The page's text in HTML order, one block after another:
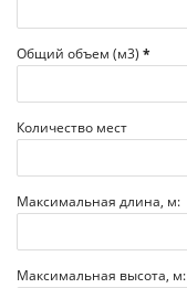
Общий объем (м3) *
Количество мест
Максимальная длина, м:
Максимальная высота, м: